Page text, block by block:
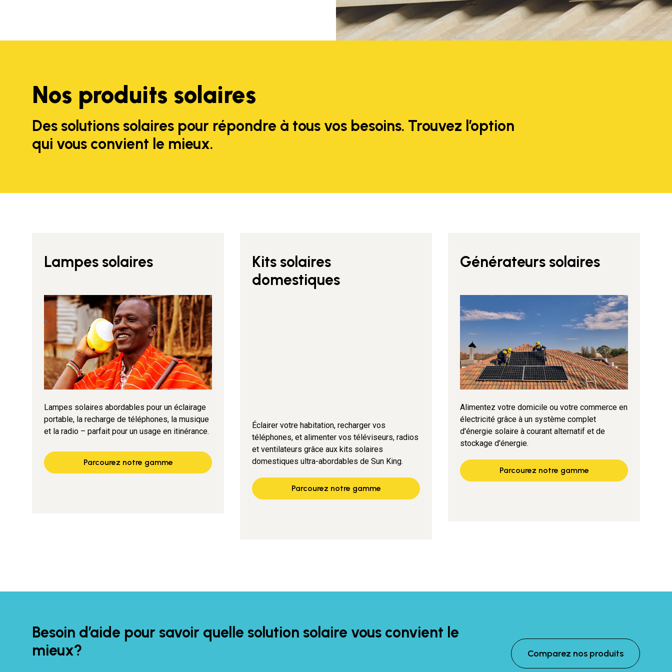
Nos produits solaires
Des solutions solaires pour répondre à tous vos besoins. Trouvez l’option
qui vous convient le mieux.
Lampes solaires
Lampes solaires abordables pour un éclairage
portable, la recharge de téléphones, la musique
et la radio – parfait pour un usage en itinérance.
Parcourez notre gamme
Kits solaires
domestiques
Éclairer votre habitation, recharger vos
téléphones, et alimenter vos téléviseurs, radios
et ventilateurs grâce aux kits solaires
domestiques ultra-abordables de Sun King.
Parcourez notre gamme
Générateurs solaires
Alimentez votre domicile ou votre commerce en
électricité grâce à un système complet
d'énergie solaire à courant alternatif et de
stockage d'énergie.
Parcourez notre gamme
Besoin d’aide pour savoir quelle solution solaire vous convient le
mieux?
Comparez nos produits